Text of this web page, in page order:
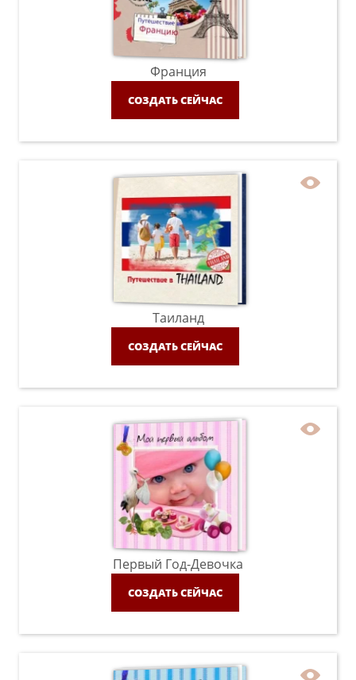
Франция
СОЗДАТЬ СЕЙЧАС
Таиланд
СОЗДАТЬ СЕЙЧАС
Первый Год-Девочка
СОЗДАТЬ СЕЙЧАС